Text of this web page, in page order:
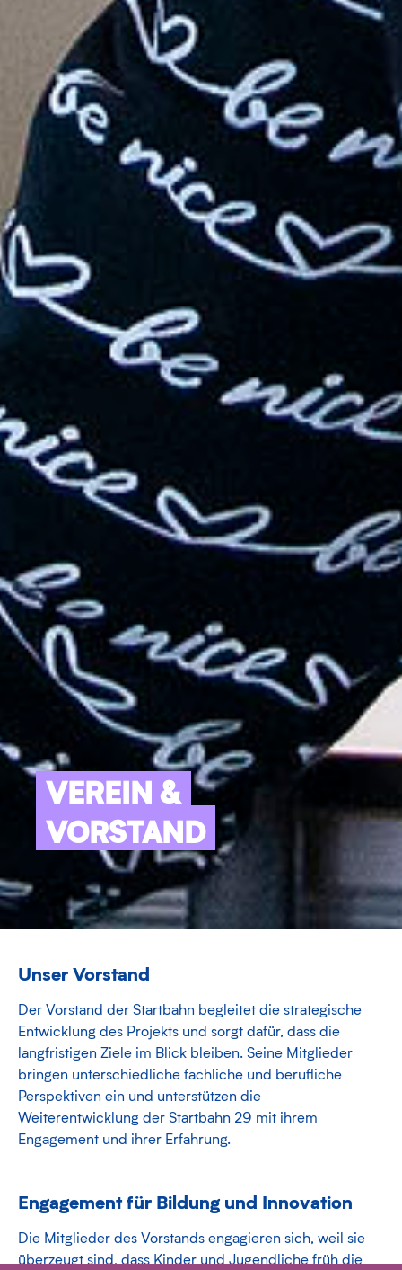
VEREIN &
VORSTAND
Unser Vorstand
Der Vorstand der Startbahn begleitet die strategische
Entwicklung des Projekts und sorgt dafür, dass die
langfristigen Ziele im Blick bleiben. Seine Mitglieder
bringen unterschiedliche fachliche und berufliche
Perspektiven ein und unterstützen die
Weiterentwicklung der Startbahn 29 mit ihrem
Engagement und ihrer Erfahrung.
Engagement für Bildung und Innovation
Die Mitglieder des Vorstands engagieren sich, weil sie
überzeugt sind, dass Kinder und Jugendliche früh die